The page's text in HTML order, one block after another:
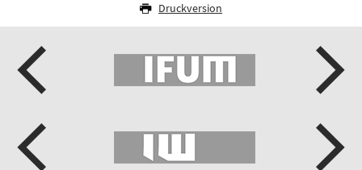
Druckversion